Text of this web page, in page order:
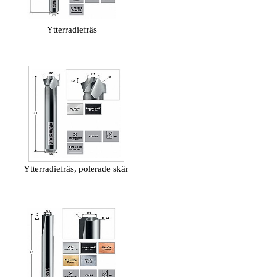
Ytterradiefräs
Ytterradiefräs, polerade skär